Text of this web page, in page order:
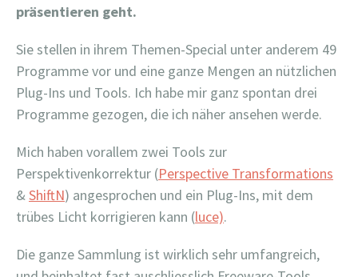
präsentieren geht.
Sie stellen in ihrem Themen-Special unter anderem 49
Programme vor und eine ganze Mengen an nützlichen
Plug-Ins und Tools. Ich habe mir ganz spontan drei
Programme gezogen, die ich näher ansehen werde.
Mich haben vorallem zwei Tools zur
Perspektivenkorrektur (Perspective Transformations
&ShiftN) angesprochen und ein Plug-Ins, mit dem
trübes Licht korrigieren kann (luce).
Die ganze Sammlung ist wirklich sehr umfangreich,